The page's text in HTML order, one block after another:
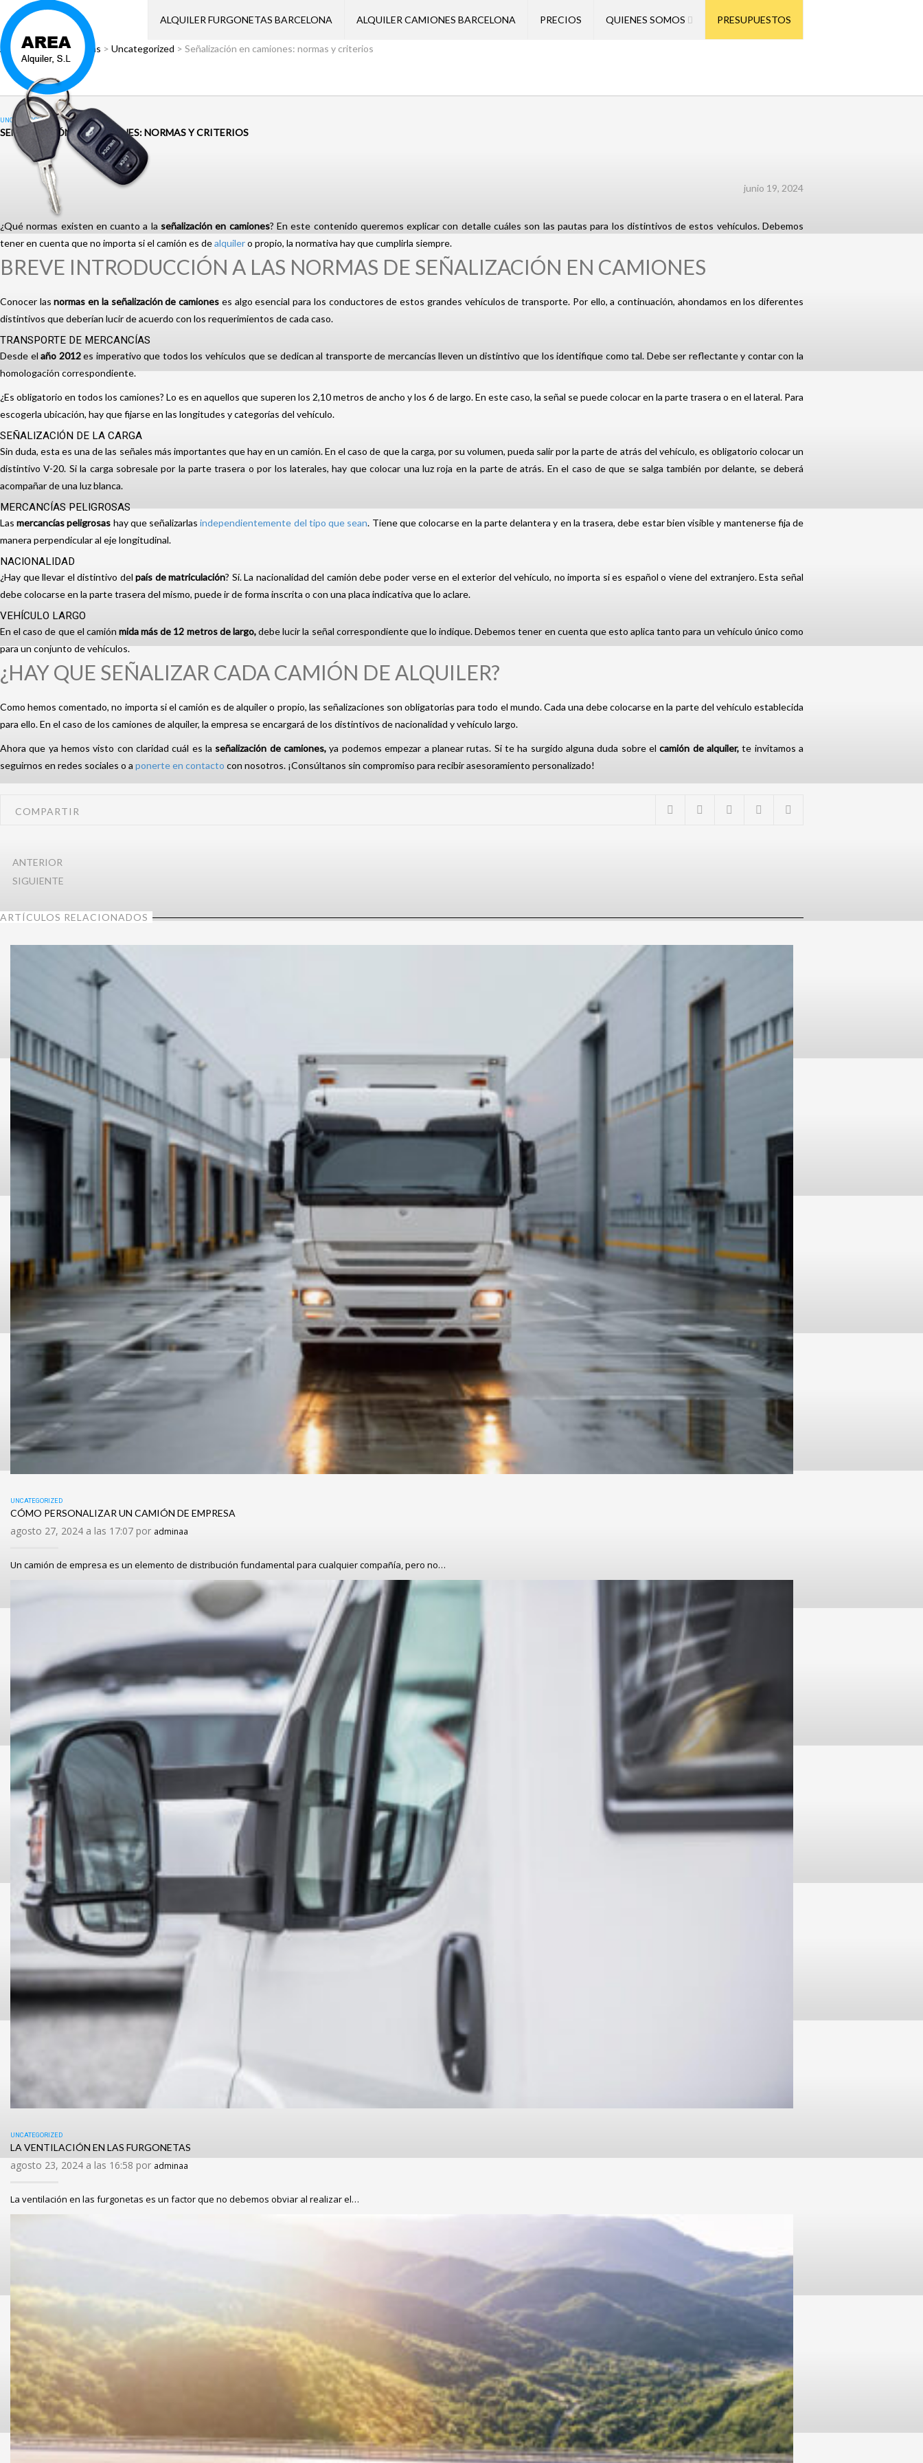
ALQUILER FURGONETAS BARCELONA ALQUILER CAMIONES BARCELONA PRECIOS QUIENES SOMOS PRESUPUESTOS
Área Alquiler>Noticias > Uncategorized > Señalización en camiones: normas y criterios
UNCATEGORIZED
SEÑALIZACIÓN EN CAMIONES: NORMAS Y CRITERIOS
junio 19, 2024
¿Qué normas existen en cuanto a la señalización en camiones? En este contenido queremos explicar con detalle cuáles son las pautas para los distintivos de estos vehículos. Debemos
tener en cuenta que no importa si el camión es dealquilero propio, la normativa hay que cumplirla siempre.
BREVE INTRODUCCIÓN A LAS NORMAS DE SEÑALIZACIÓN EN CAMIONES
Conocer lasnormas en la señalización de camiones es algo esencial para los conductores de estos grandes vehículos de transporte. Por ello, a continuación, ahondamos en los diferentes
distintivos que deberían lucir de acuerdo con los requerimientos de cada caso.
TRANSPORTE DE MERCANCÍAS
Desde elaño 2012es imperativo que todos los vehículos que se dedican al transporte de mercancías lleven un distintivo que los identifique como tal. Debe ser reflectante y contar con la
homologación correspondiente.
¿Es obligatorio en todos los camiones? Lo es en aquellos que superen los 2,10 metros de ancho y los 6 de largo. En este caso, la señal se puede colocar en la parte trasera o en el lateral. Para
escogerla ubicación, hay que fijarse en las longitudes y categorías del vehículo.
SEÑALIZACIÓN DE LA CARGA
Sin duda, esta es una de las señales más importantes que hay en un camión. En el caso de que la carga, por su volumen, pueda salir por la parte de atrás del vehículo, es obligatorio colocar un
distintivo V-20. Si la carga sobresale por la parte trasera o por los laterales, hay que colocar una luz roja en la parte de atrás. En el caso de que se salga también por delante, se deberá
acompañar de una luz blanca.
MERCANCÍAS PELIGROSAS
Lasmercancías peligrosas hay que señalizarlas independientemente del tipo que sean. Tiene que colocarse en la parte delantera y en la trasera, debe estar bien visible y mantenerse fija de
manera perpendicular al eje longitudinal.
NACIONALIDAD
¿Hay que llevar el distintivo delpaís de matriculación? Sí. La nacionalidad del camión debe poder verse en el exterior del vehículo, no importa si es español o viene del extranjero. Esta señal
debe colocarse en la parte trasera del mismo, puede ir de forma inscrita o con una placa indicativa que lo aclare.
VEHÍCULO LARGO
En el caso de que el camiónmida más de 12 metros de largo,debe lucir la señal correspondiente que lo indique. Debemos tener en cuenta que esto aplica tanto para un vehículo único como
para un conjunto de vehículos.
¿HAY QUE SEÑALIZAR CADA CAMIÓN DE ALQUILER?
Como hemos comentado, no importa si el camión es de alquiler o propio, las señalizaciones son obligatorias para todo el mundo. Cada una debe colocarse en la parte del vehículo establecida
para ello. En el caso de los camiones de alquiler, la empresa se encargará de los distintivos de nacionalidad y vehículo largo.
Ahora que ya hemos visto con claridad cuál es la señalización de camiones, ya podemos empezar a planear rutas. Si te ha surgido alguna duda sobre elcamión de alquiler,te invitamos a
seguirnos en redes sociales o a ponerte en contacto con nosotros. ¡Consúltanos sin compromiso para recibir asesoramiento personalizado!
COMPARTIR
ANTERIOR
SIGUIENTE
ARTÍCULOS RELACIONADOS
UNCATEGORIZED
CÓMO PERSONALIZAR UN CAMIÓN DE EMPRESA
agosto 27, 2024 a las 17:07 por adminaa
Un camión de empresa es un elemento de distribución fundamental para cualquier compañía, pero no…
UNCATEGORIZED
LA VENTILACIÓN EN LAS FURGONETAS
agosto 23, 2024 a las 16:58 por adminaa
La ventilación en las furgonetas es un factor que no debemos obviar al realizar el…